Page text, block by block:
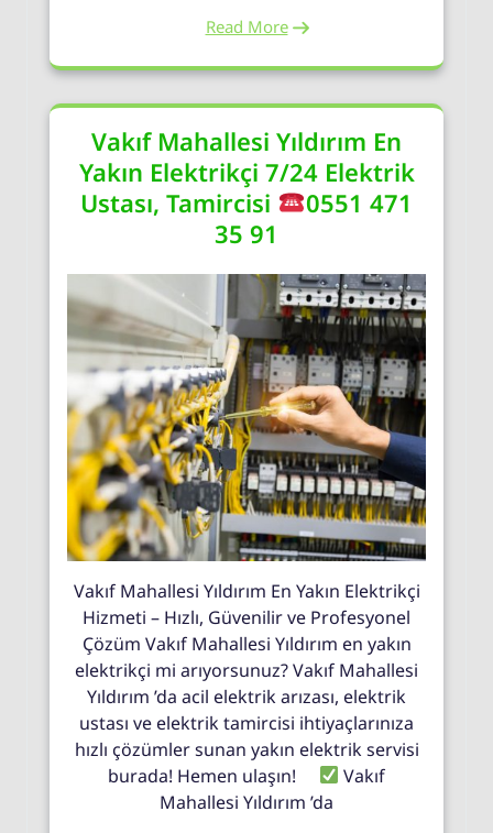
Read More
Vakıf Mahallesi Yıldırım En
Yakın Elektrikçi 7/24 Elektrik
Ustası, Tamircisi
0551 471
35 91
Vakıf Mahallesi Yıldırım En Yakın Elektrikçi
Hizmeti – Hızlı, Güvenilir ve Profesyonel
Çözüm Vakıf Mahallesi Yıldırım en yakın
elektrikçi mi arıyorsunuz? Vakıf Mahallesi
Yıldırım ’da acil elektrik arızası, elektrik
ustası ve elektrik tamircisi ihtiyaçlarınıza
hızlı çözümler sunan yakın elektrik servisi
burada! Hemen ulaşın!
Vakıf
Mahallesi Yıldırım ’da